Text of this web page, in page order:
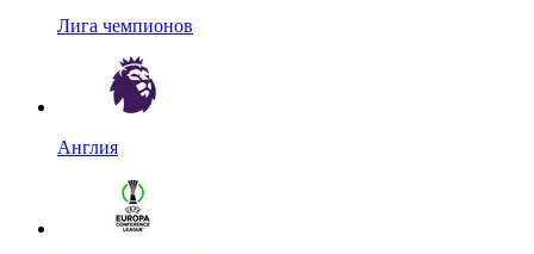
Лига чемпионов
Англия